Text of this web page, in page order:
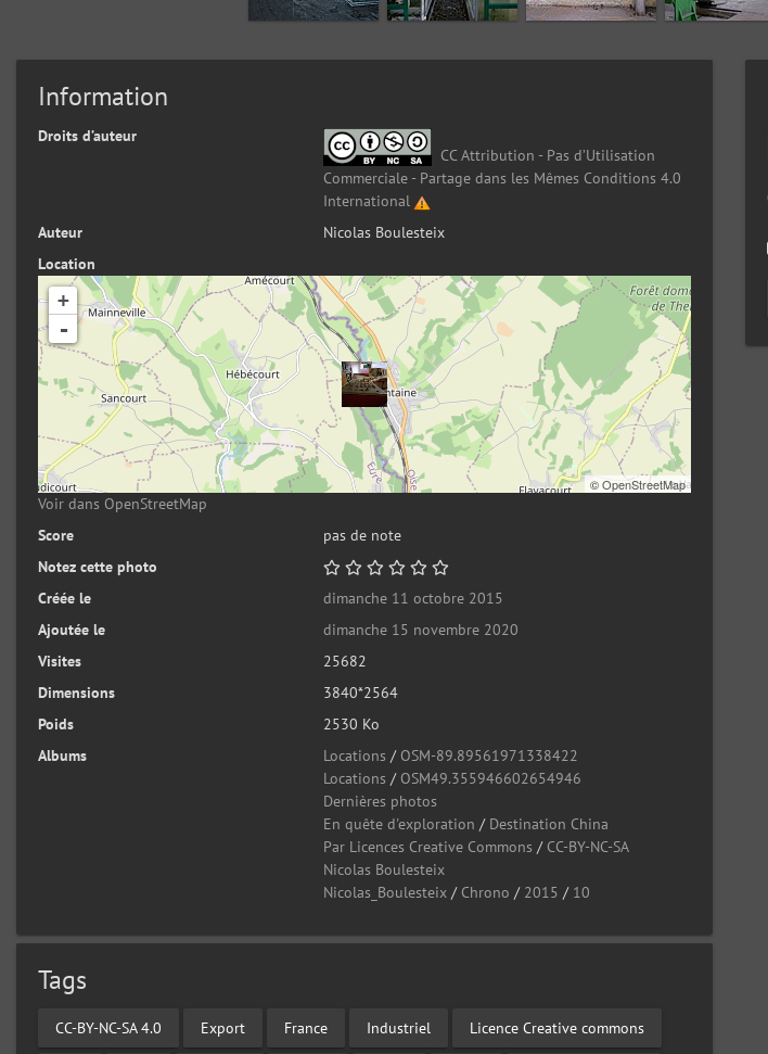
Information
Droits d’auteur
CC Attribution - Pas d’Utilisation
Commerciale - Partage dans les Mêmes Conditions 4.0
International
Auteur
Nicolas Boulesteix
Location
+
-
©OpenStreetMap
Voir dans OpenStreetMap
Score
pas de note
Notez cette photo
Créée le
dimanche 11 octobre 2015
Ajoutée le
dimanche 15 novembre 2020
Visites
25682
Dimensions
3840*2564
Poids
2530 Ko
Albums
Locations / OSM-89.89561971338422
Locations / OSM49.355946602654946
Dernières photos
En quête d'exploration / Destination China
Par Licences Creative Commons / CC-BY-NC-SA
Nicolas Boulesteix
Nicolas_Boulesteix / Chrono / 2015 / 10
Tags
CC-BY-NC-SA 4.0 Export France Industriel Licence Creative commons